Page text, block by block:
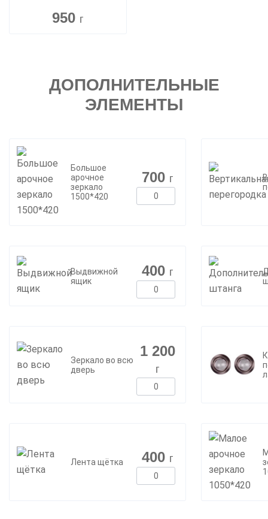
950 г
ДОПОЛНИТЕЛЬНЫЕ
ЭЛЕМЕНТЫ
Большое
арочное
зеркало
1500*420
700 г
Выдвижной
ящик
400 г
Зеркало во всю
дверь
1 200
г
Лента щётка 400 г